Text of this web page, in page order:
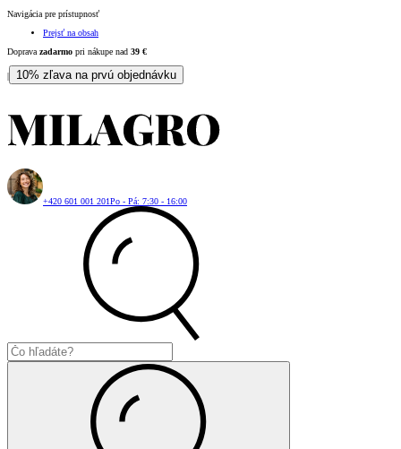
Navigácia pre prístupnosť
Prejsť na obsah
Doprava zadarmo pri nákupe nad 39 €
| 10% zľava na prvú objednávku
+420 601 001 201Po - Pá: 7:30 - 16:00